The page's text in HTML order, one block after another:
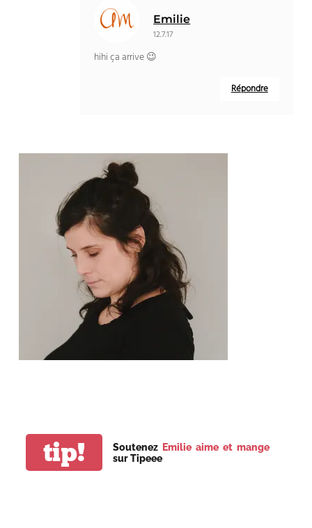
Emilie
12.7.17
hihi ça arrive 😉
Répondre
tip! Soutenez Emilie aime et mange
sur Tipeee